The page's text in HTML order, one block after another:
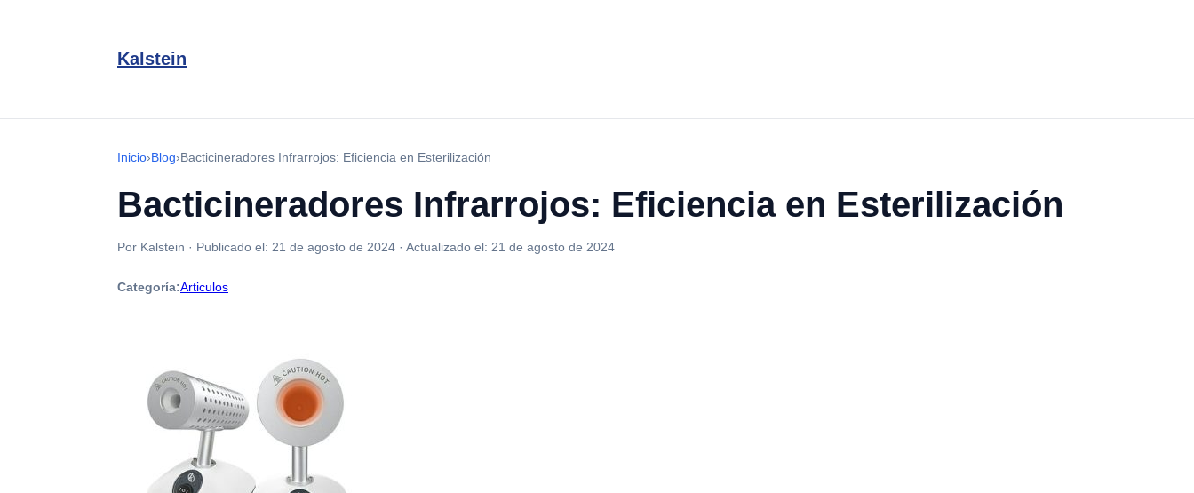
Kalstein
Inicio›Blog›Bacticineradores Infrarrojos: Eficiencia en Esterilización
Bacticineradores Infrarrojos: Eficiencia en Esterilización
Por Kalstein · Publicado el: 21 de agosto de 2024 · Actualizado el: 21 de agosto de 2024
Categoría:Articulos